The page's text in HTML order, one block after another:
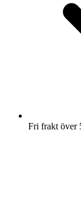
Fri frakt över